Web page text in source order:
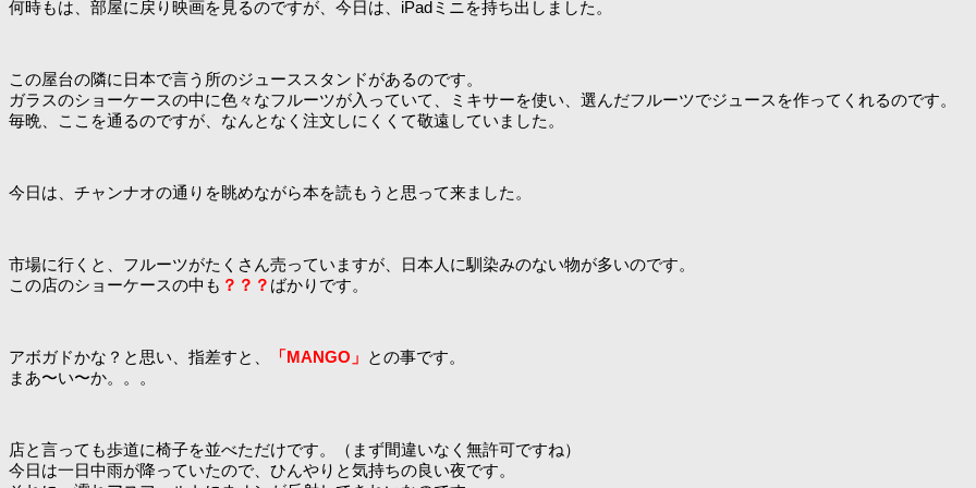
何時もは、部屋に戻り映画を見るのですが、今日は、iPadミニを持ち出しました。
この屋台の隣に日本で言う所のジューススタンドがあるのです。
ガラスのショーケースの中に色々なフルーツが入っていて、ミキサーを使い、選んだフルーツでジュースを作ってくれるのです。
毎晩、ここを通るのですが、なんとなく注文しにくくて敬遠していました。
今日は、チャンナオの通りを眺めながら本を読もうと思って来ました。
市場に行くと、フルーツがたくさん売っていますが、日本人に馴染みのない物が多いのです。
この店のショーケースの中も ？？？ ばかりです。
アボガドかな？と思い、指差すと、 「MANGO」 との事です。
まあ〜い〜か。。。
店と言っても歩道に椅子を並べただけです。（まず間違いなく無許可ですね）
今日は一日中雨が降っていたので、ひんやりと気持ちの良い夜です。